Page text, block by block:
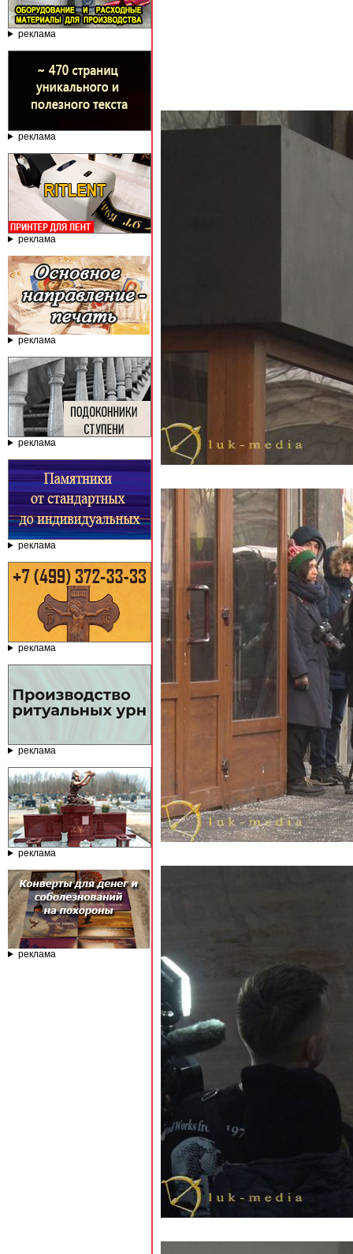
реклама
реклама
реклама
реклама
реклама
реклама
реклама
реклама
реклама
реклама